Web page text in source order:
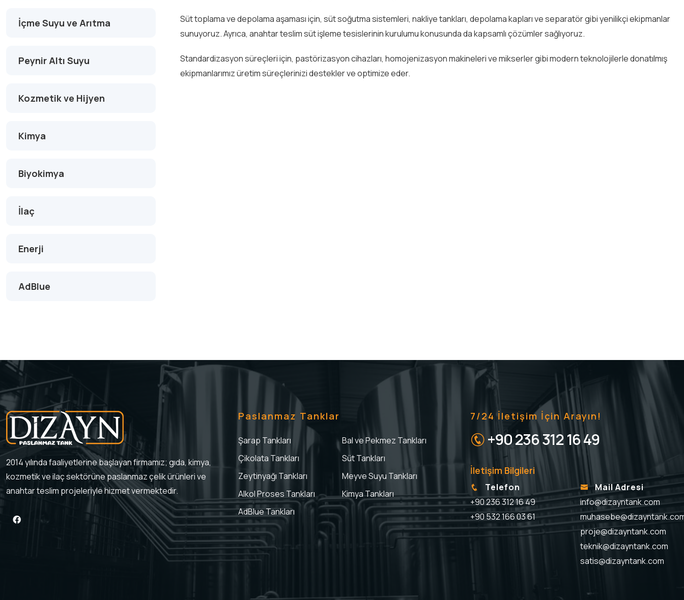
İçme Suyu ve Arıtma
Peynir Altı Suyu
Kozmetik ve Hijyen
Kimya
Biyokimya
İlaç
Enerji
AdBlue
Süt toplama ve depolama aşaması için, süt soğutma sistemleri, nakliye tankları, depolama kapları ve separatör gibi yenilikçi ekipmanlar
sunuyoruz. Ayrıca, anahtar teslim süt işleme tesislerinin kurulumu konusunda da kapsamlı çözümler sağlıyoruz.
Standardizasyon süreçleri için, pastörizasyon cihazları, homojenizasyon makineleri ve mikserler gibi modern teknolojilerle donatılmış
ekipmanlarımız üretim süreçlerinizi destekler ve optimize eder.
2014 yılında faaliyetlerine başlayan firmamız; gıda, kimya,
kozmetik ve ilaç sektörüne paslanmaz çelik ürünleri ve
anahtar teslim projeleriyle hizmet vermektedir.
Paslanmaz Tanklar
Şarap Tankları
Bal ve Pekmez Tankları
Çikolata Tankları
Süt Tankları
Zeytinyağı Tankları
Meyve Suyu Tankları
Alkol Proses Tankları
Kimya Tankları
AdBlue Tankları
7/24 İletişim İçin Arayın!
+90 236 312 16 49
İletişim Bilgileri
Telefon
+90 236 312 16 49
+90 532 166 03 61
Mail Adresi
info@dizayntank.com
proje@dizayntank.com
teknik@dizayntank.com
satis@dizayntank.com